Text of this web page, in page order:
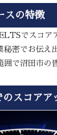
スの特徴
でスコア
秘密でお伝え
囲で沼田市の
スコアア